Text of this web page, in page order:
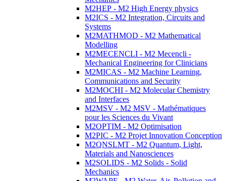
M2HEP - M2 High Energy physics
M2ICS - M2 Integration, Circuits and
Systems
M2MATHMOD - M2 Mathematical
Modelling
M2MECENCLI - M2 Mecencli -
Mechanical Engineering for Clinicians
M2MICAS - M2 Machine Learning,
Communications and Security
M2MOCHI - M2 Molecular Chemistry
and Interfaces
M2MSV - M2 MSV - Mathématiques
pour les Sciences du Vivant
M2OPTIM - M2 Optimisation
M2PIC - M2 Projet Innovation Conception
M2QNSLMT - M2 Quantum, Light,
Materials and Nanosciences
M2SOLIDS - M2 Solids - Solid
Mechanics